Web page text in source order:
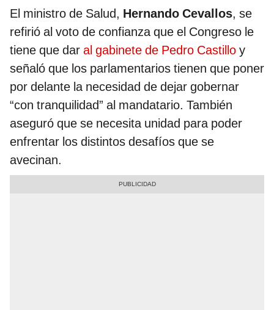
El ministro de Salud, Hernando Cevallos, se
refirió al voto de confianza que el Congreso le
tiene que dar al gabinete de Pedro Castillo y
señaló que los parlamentarios tienen que poner
por delante la necesidad de dejar gobernar
“con tranquilidad” al mandatario. También
aseguró que se necesita unidad para poder
enfrentar los distintos desafíos que se
avecinan.